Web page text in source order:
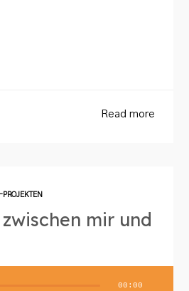
Read more
PROJEKTEN
mir und
00:00